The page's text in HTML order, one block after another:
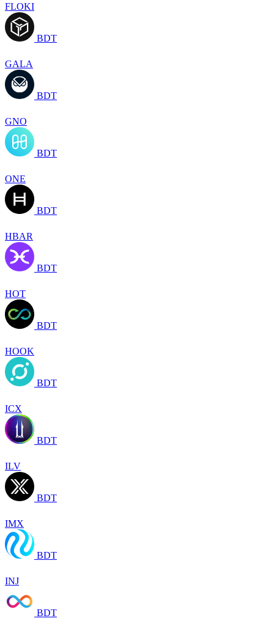
FLOKI
BDT
GALA
BDT
GNO
BDT
ONE
BDT
HBAR
BDT
HOT
BDT
HOOK
BDT
ICX
BDT
ILV
BDT
IMX
BDT
INJ
BDT